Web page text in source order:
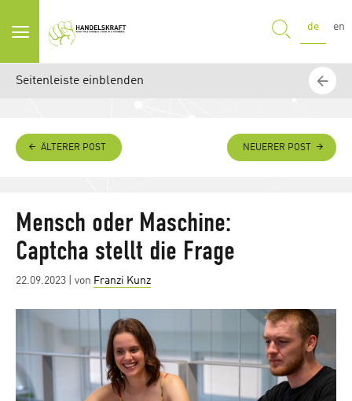
SUCHEde en
ÄLTERER POST NEUERER POST
Mensch oder Maschine:
Captcha stellt die Frage
Posted
22.09.2023 | von Franzi Kunz
Seitenleiste einblenden